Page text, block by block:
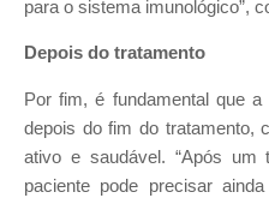
para o sistema imunológico”,
Depois do tratamento
Por fim, é fundamental que
depois do fim do tratamento,
ativo e saudável. “Após um
paciente pode precisar